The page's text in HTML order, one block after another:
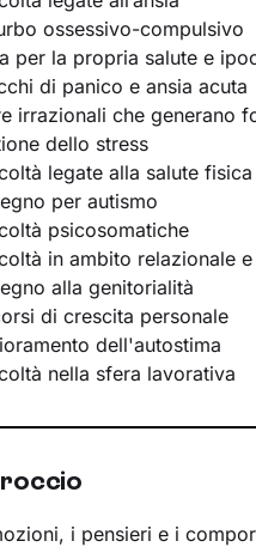
ossessivo-compulsivo
per la propria salute e
di panico e ansia acuta
irrazionali che generano
dello stress
legate alla salute
per autismo
psicosomatiche
in ambito relazionale
alla genitorialità
di crescita personale
dell'autostima
nella sfera lavorativa
i pensieri e i